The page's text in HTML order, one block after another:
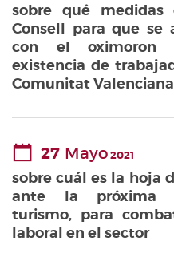
sobre qué
Consell para que se
con el oximoron
existencia de
Comunitat Valenciana
27 Mayo2021
sobre cuál es la hoja
ante la próxima
turismo, para
laboral en el sector